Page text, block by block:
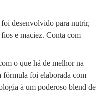
desenvolvido para nutrir,
e maciez. Conta com
o que há de melhor na
fórmula foi elaborada com
à um poderoso blend de